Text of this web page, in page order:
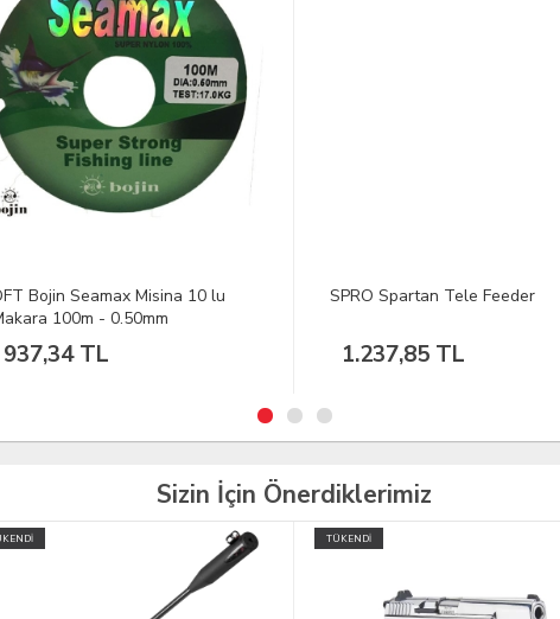
Spartan Tele Feeder
1.237,85 TL
DFT Nikel Fırdöndü No:11 1/144
212,38 TL
Sizin İçin Önerdiklerimiz